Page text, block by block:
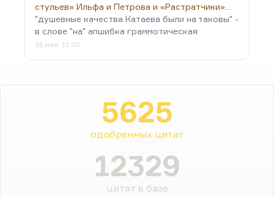
стульев» Ильфа и Петрова и «Растратчики»…
"душевные качества Катаева были на таковы" -
в слове "на" апшибка граммотическая
31 мая, 11:20
5625
одобренных цитат
12329
цитат в базе